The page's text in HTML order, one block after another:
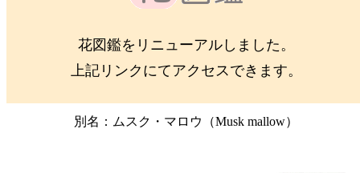
花図鑑をリニューアルしました。
上記リンクにてアクセスできます。
別名：ムスク・マロウ（Musk mallow）